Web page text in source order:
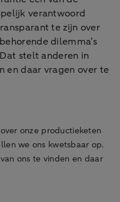
verantwoord
te zijn over
dilemma’s
stelt anderen in
en daar vragen over te
onze productieketen
we ons kwetsbaar op.
ons te vinden en daar